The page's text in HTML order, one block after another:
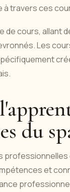
à travers ces
de cours, allant
Les
du
et